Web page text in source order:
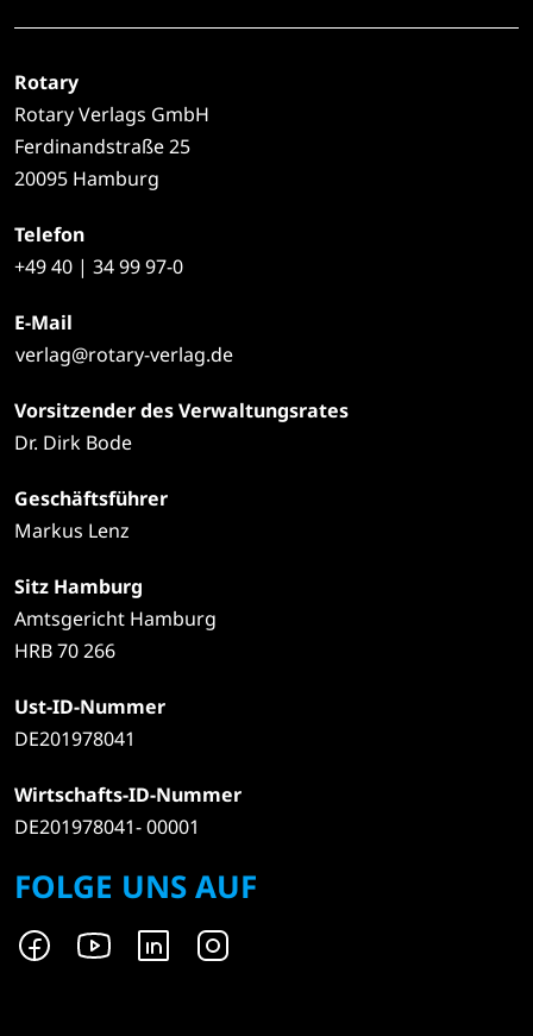
Rotary
Rotary Verlags GmbH
Ferdinandstraße 25
20095 Hamburg
Telefon
+4940 | 34 99 97-0
E-Mail
verlag@rotary-verlag.de
Vorsitzender des Verwaltungsrates
Dr. Dirk Bode
Geschäftsführer
Markus Lenz
Sitz Hamburg
Amtsgericht Hamburg
HRB 70 266
Ust-ID-Nummer
DE201978041
Wirtschafts-ID-Nummer
DE201978041- 00001
FOLGE UNS AUF